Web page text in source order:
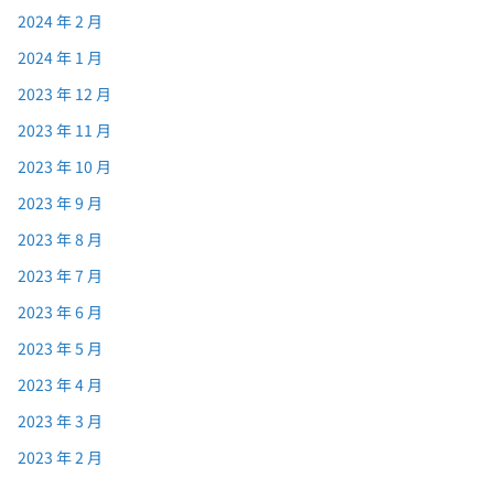
2024 年 2 月
2024 年 1 月
2023 年 12 月
2023 年 11 月
2023 年 10 月
2023 年 9 月
2023 年 8 月
2023 年 7 月
2023 年 6 月
2023 年 5 月
2023 年 4 月
2023 年 3 月
2023 年 2 月